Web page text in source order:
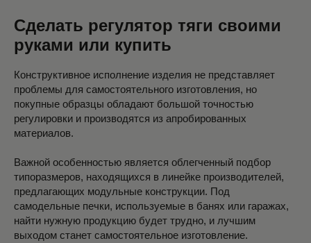
Сделать регулятор тяги своими
руками или купить
Конструктивное исполнение изделия не представляет
проблемы для самостоятельного изготовления, но
покупные образцы обладают большой точностью
регулировки и производятся из апробированных
материалов.
Важной особенностью является облегченный подбор
типоразмеров, находящихся в линейке производителей,
предлагающих модульные конструкции. Под
самодельные печки, используемые в банях или гаражах,
найти нужную продукцию будет трудно, и лучшим
выходом станет самостоятельное изготовление.